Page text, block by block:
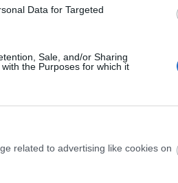
Data for Targeted
Sale, and/or Sharing
the Purposes for which it
related to advertising like cookies on
annak
elérhető a szakmai
a szakképzésből a
azt a célt szolgálja, hogy a
hogy egyre többen